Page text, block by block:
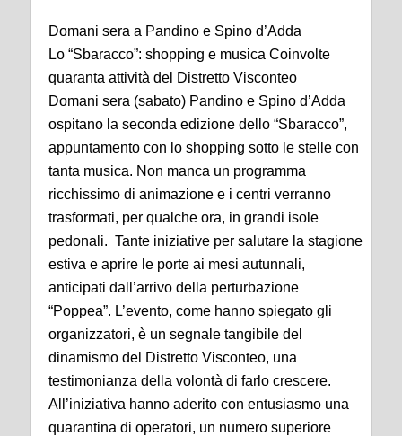
Domani sera a Pandino e Spino d’Adda
Lo “Sbaracco”: shopping e musica Coinvolte
quaranta attività del Distretto Visconteo
Domani sera (sabato) Pandino e Spino d’Adda
ospitano la seconda edizione dello “Sbaracco”,
appuntamento con lo shopping sotto le stelle con
tanta musica. Non manca un programma
ricchissimo di animazione e i centri verranno
trasformati, per qualche ora, in grandi isole
pedonali. Tante iniziative per salutare la stagione
estiva e aprire le porte ai mesi autunnali,
anticipati dall’arrivo della perturbazione
“Poppea”. L’evento, come hanno spiegato gli
organizzatori, è un segnale tangibile del
dinamismo del Distretto Visconteo, una
testimonianza della volontà di farlo crescere.
All’iniziativa hanno aderito con entusiasmo una
quarantina di operatori, un numero superiore